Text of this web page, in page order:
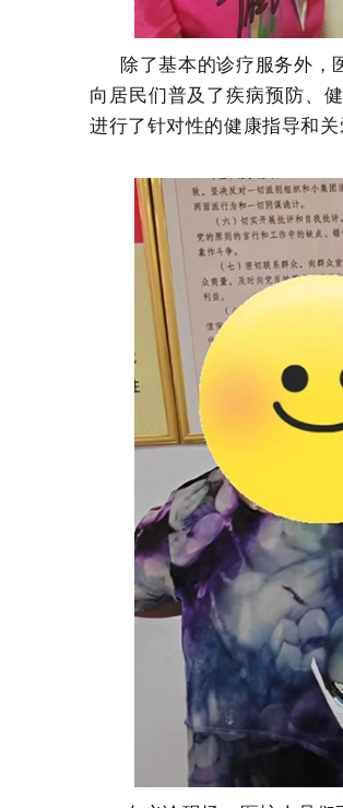
除了基本的诊疗服务外，
向居民们普及了疾病预防、
进行了针对性的健康指导和关